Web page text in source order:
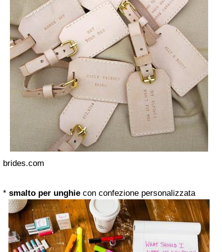
brides.com
* smalto per unghie con confezione personalizzata